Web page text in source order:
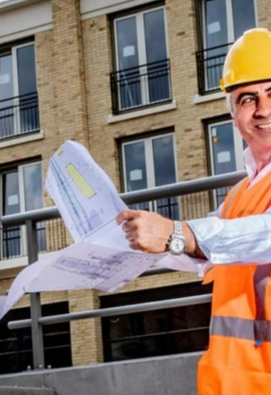
favorite
share